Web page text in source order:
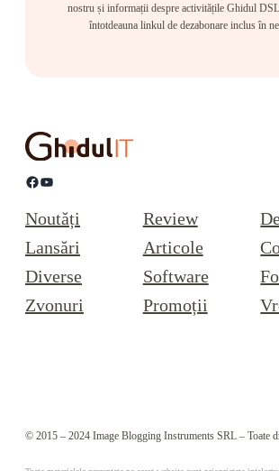
nostru și informații despre activitățile Ghidul
întotdeauna linkul de dezabonare inclus în
Facebook YouTube
Noutăți
Lansări
Diverse
Zvonuri
Review
Articole
Software
Promoții
© 2015 – 2024 Image Blogging Instruments SRL – Toate